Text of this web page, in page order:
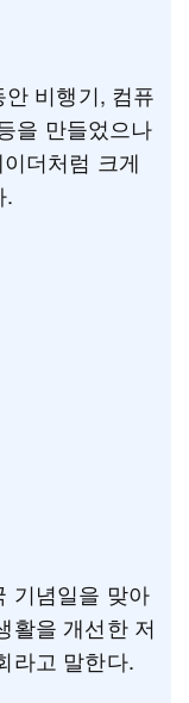
비행기, 컴퓨
을 만들었으나
더처럼 크게
.
기념일을 맞아
활을 개선한 저
라고 말한다.